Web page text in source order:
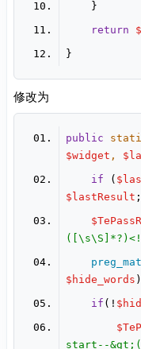
return
修改为
public
$widget ,
if (
$lastResult
$hide_words
if (!
start--